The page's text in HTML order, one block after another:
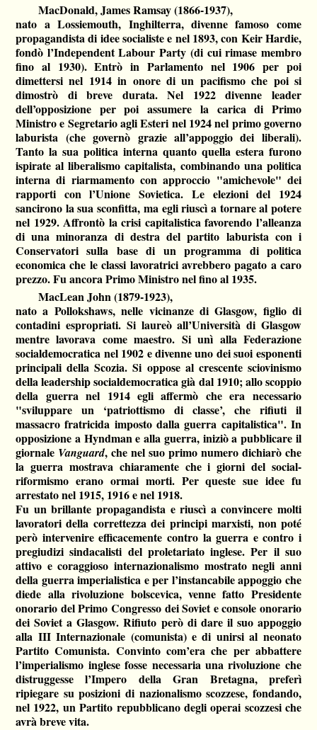
MacDonald, James Ramsay (1866-1937),
nato a Lossiemouth, Inghilterra, divenne famoso come
propagandista di idee socialiste e nel 1893, con Keir Hardie,
fondò l’Independent Labour Party (di cui rimase membro
fino al 1930). Entrò in Parlamento nel 1906 per poi
dimettersi nel 1914 in onore di un pacifismo che poi si
dimostrò di breve durata. Nel 1922 divenne leader
dell’opposizione per poi assumere la carica di Primo
Ministro e Segretario agli Esteri nel 1924 nel primo governo
laburista (che governò grazie all’appoggio dei liberali).
Tanto la sua politica interna quanto quella estera furono
ispirate al liberalismo capitalista, combinando una politica
interna di riarmamento con approccio "amichevole" dei
rapporti con l’Unione Sovietica. Le elezioni del 1924
sancirono la sua sconfitta, ma egli riuscì a tornare al potere
nel 1929. Affrontò la crisi capitalistica favorendo l’alleanza
di una minoranza di destra del partito laburista con i
Conservatori sulla base di un programma di politica
economica che le classi lavoratrici avrebbero pagato a caro
prezzo. Fu ancora Primo Ministro nel fino al 1935.
MacLean John (1879-1923),
nato a Pollokshaws, nelle vicinanze di Glasgow, figlio di
contadini espropriati. Si laureò all’Università di Glasgow
mentre lavorava come maestro. Si unì alla Federazione
socialdemocratica nel 1902 e divenne uno dei suoi esponenti
principali della Scozia. Si oppose al crescente sciovinismo
della leadership socialdemocratica già dal 1910; allo scoppio
della guerra nel 1914 egli affermò che era necessario
"sviluppare un ‘patriottismo di classe’, che rifiuti il
massacro fratricida imposto dalla guerra capitalistica". In
opposizione a Hyndman e alla guerra, iniziò a pubblicare il
giornale Vanguard, che nel suo primo numero dichiarò che
la guerra mostrava chiaramente che i giorni del social-
riformismo erano ormai morti. Per queste sue idee fu
arrestato nel 1915, 1916 e nel 1918.
Fu un brillante propagandista e riuscì a convincere molti
lavoratori della correttezza dei principi marxisti, non poté
però intervenire efficacemente contro la guerra e contro i
pregiudizi sindacalisti del proletariato inglese. Per il suo
attivo e coraggioso internazionalismo mostrato negli anni
della guerra imperialistica e per l’instancabile appoggio che
diede alla rivoluzione bolscevica, venne fatto Presidente
onorario del Primo Congresso dei Soviet e console onorario
dei Soviet a Glasgow. Rifiuto però di dare il suo appoggio
alla III Internazionale (comunista) e di unirsi al neonato
Partito Comunista. Convinto com’era che per abbattere
l’imperialismo inglese fosse necessaria una rivoluzione che
distruggesse l’Impero della Gran Bretagna, preferì
ripiegare su posizioni di nazionalismo scozzese, fondando,
nel 1922, un Partito repubblicano degli operai scozzesi che
avrà breve vita.